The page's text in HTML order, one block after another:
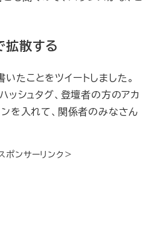
拡散する
たことをツイートしました。
ッシュタグ、登壇者の方のアカ
を入れて、関係者のみなさん
ポンサーリンク＞